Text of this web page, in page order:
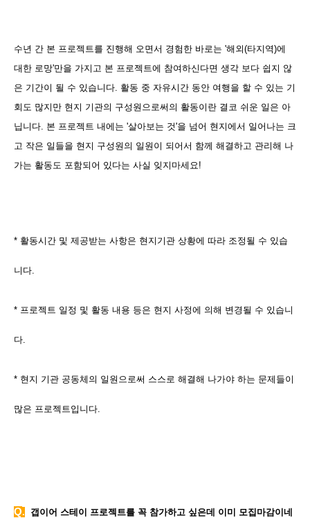
수년 간 본 프로젝트를 진행해 오면서 경험한 바로는 '해외(타지역)에
대한 로망'만을 가지고 본 프로젝트에 참여하신다면 생각 보다 쉽지 않
은 기간이 될 수 있습니다. 활동 중 자유시간 동안 여행을 할 수 있는 기
회도 많지만 현지 기관의 구성원으로써의 활동이란 결코 쉬운 일은 아
닙니다. 본 프로젝트 내에는 '살아보는 것'을 넘어 현지에서 일어나는 크
고 작은 일들을 현지 구성원의 일원이 되어서 함께 해결하고 관리해 나
가는 활동도 포함되어 있다는 사실 잊지마세요!
* 활동시간 및 제공받는 사항은 현지기관 상황에 따라 조정될 수 있습
니다.
* 프로젝트 일정 및 활동 내용 등은 현지 사정에 의해 변경될 수 있습니
다.
* 현지 기관 공동체의 일원으로써 스스로 해결해 나가야 하는 문제들이
많은 프로젝트입니다.
Q. 갭이어 스테이 프로젝트를 꼭 참가하고 싶은데 이미 모집마감이네